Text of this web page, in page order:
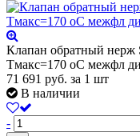
Клапан обратный нерж
Тмакс=170 оС межфл
71 691 руб. за 1 шт
В наличии
-